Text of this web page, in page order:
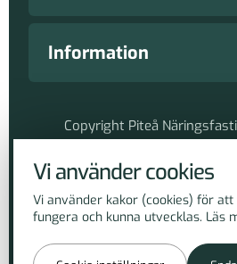
Hållbarhetsarbete
Vanliga frågor
Parkeringar och
Information
Om PnF
Kontakt
Copyright Piteå
Hantera
Vi använder cookies
Vi använder kakor (cookies) för att
fungera och kunna utvecklas. Läs